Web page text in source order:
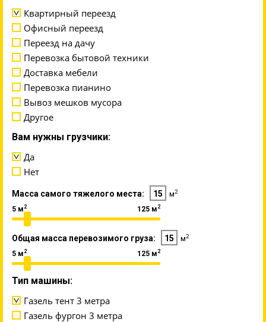
Квартирный переезд
Офисный переезд
Переезд на дачу
Перевозка бытовой техники
Доставка мебели
Перевозка пианино
Вывоз мешков мусора
Другое
Вам нужны грузчики:
Да
Нет
Масса самого тяжелого места: 15 м2
5 м 2 125 м 2
Общая масса перевозимого груза: 15 м2
5 м 2 125 м 2
Тип машины:
Газель тент 3 метра
Газель фургон 3 метра